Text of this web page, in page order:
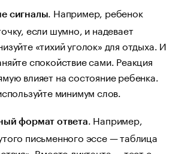
сигналы. Например, ребенок
если шумно, и надевает
«тихий уголок» для отдыха. И
спокойствие сами. Реакция
влияет на состояние ребенка.
минимум слов.
формат ответа. Например,
письменного эссе — таблица